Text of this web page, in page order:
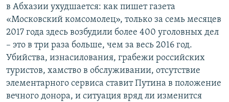
в Абхазии ухудшается: как пишет газета
«Московский комсомолец», только за семь месяцев
2017 года здесь возбудили более 400 уголовных дел
– это в три раза больше, чем за весь 2016 год.
Убийства, изнасилования, грабежи российских
туристов, хамство в обслуживании, отсутствие
элементарного сервиса ставит Путина в положение
вечного донора, и ситуация вряд ли изменится